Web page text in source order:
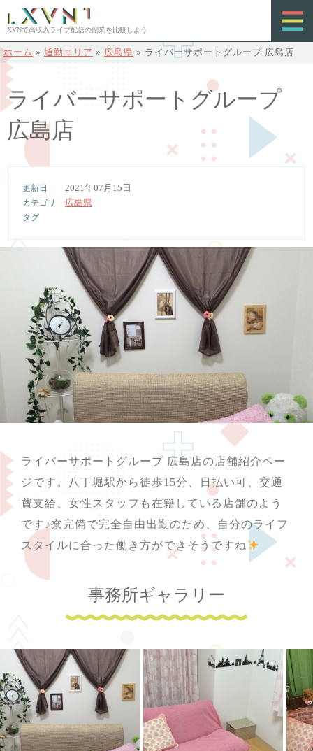
XVNで高収入ライブ配信の副業を比較しよう
ホーム » 通勤エリア » 広島県 » ライバーサポートグループ 広島店
ライバーサポートグループ
広島店
2021年07月15日
広島県
ライバーサポートグループ 広島店の店舗紹介ペー
ジです。八丁堀駅から徒歩15分、日払い可、交通
費支給、女性スタッフも在籍している店舗のよう
です♪寮完備で完全自由出勤のため、自分のライフ
スタイルに合った働き方ができそうですね
事務所ギャラリー